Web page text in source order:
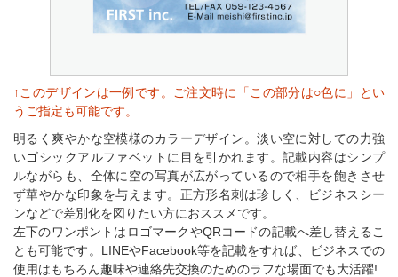
↑このデザインは一例です。ご注文時に「この部分は○色に」とい
うご指定も可能です。
明るく爽やかな空模様のカラーデザイン。淡い空に対しての力強
いゴシックアルファベットに目を引かれます。記載内容はシンプ
ルながらも、全体に空の写真が広がっているので相手を飽きさせ
ず華やかな印象を与えます。正方形名刺は珍しく、ビジネスシー
ンなどで差別化を図りたい方におススメです。
左下のワンポントはロゴマークやQRコードの記載へ差し替えるこ
とも可能です。LINEやFacebook等を記載をすれば、ビジネスでの
使用はもちろん趣味や連絡先交換のためのラフな場面でも大活躍!